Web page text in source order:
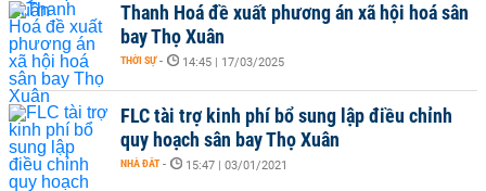
Thanh Hoá đề xuất phương án xã hội hoá sân
bay Thọ Xuân
THỜI SỰ - 14:45 | 17/03/2025
FLC tài trợ kinh phí bổ sung lập điều chỉnh
quy hoạch sân bay Thọ Xuân
NHÀ ĐẤT - 15:47 | 03/01/2021